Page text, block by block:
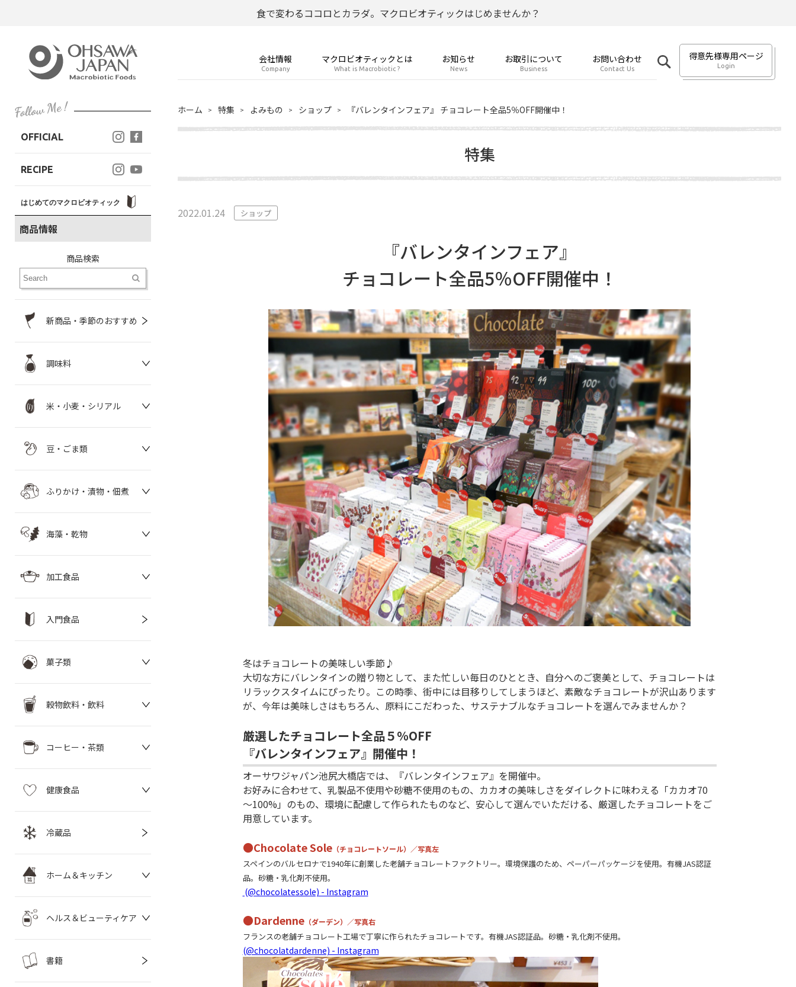
食で変わるココロとカラダ。マクロビオティックはじめませんか？
会社情報
Company
マクロビオティックとは
What is Macrobiotic ?
お知らせ
News
お取引について
Business
お問い合わせ
Contact Us
得意先様専用ページ
Login
OFFICIAL
RECIPE
はじめてのマクロビオティック
商品情報
商品検索
新商品・季節のおすすめ
調味料
米・小麦・シリアル
豆・ごま類
ふりかけ・漬物・佃煮
海藻・乾物
加工食品
入門食品
菓子類
穀物飲料・飲料
コーヒー・茶類
健康食品
冷蔵品
ホーム＆キッチン
ヘルス＆ビューティケア
書籍
ホーム 特集 よみもの ショップ 『バレンタインフェア』 チョコレート全品5％OFF開催中！
特集
2022.01.24 ショップ
『バレンタインフェア』
チョコレート全品5％OFF開催中！
冬はチョコレートの美味しい季節♪
大切な方にバレンタインの贈り物として、また忙しい毎日のひととき、自分へのご褒美として、チョコレートは
リラックスタイムにぴったり。この時季、街中には目移りしてしまうほど、素敵なチョコレートが沢山あります
が、今年は美味しさはもちろん、原料にこだわった、サステナブルなチョコレートを選んでみませんか？
厳選したチョコレート全品５％OFF
『バレンタインフェア』開催中！
オーサワジャパン池尻大橋店では、『バレンタインフェア』を開催中。
お好みに合わせて、乳製品不使用や砂糖不使用のもの、カカオの美味しさをダイレクトに味わえる「カカオ70
～100%」のもの、環境に配慮して作られたものなど、安心して選んでいただける、厳選したチョコレートをご
用意しています。
●Chocolate Sole（チョコレートソール）／写真左
スペインのバルセロナで1940年に創業した老舗チョコレートファクトリー。環境保護のため、ペーパーパッケージを使用。有機JAS認証
品。砂糖・乳化剤不使用。
(@chocolatessole) - Instagram
●Dardenne（ダーデン）／写真右
フランスの老舗チョコレート工場で丁寧に作られたチョコレートです。有機JAS認証品。砂糖・乳化剤不使用。
(@chocolatdardenne) - Instagram